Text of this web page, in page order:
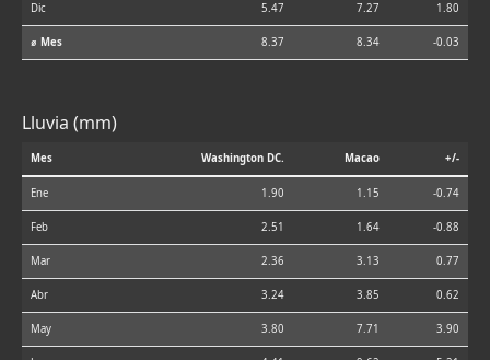
Dic 5.47 7.27 1.80
⌀ Mes 8.37 8.34 -0.03
Lluvia (mm)
Mes Washington DC. Macao +/-
Ene 1.90 1.15 -0.74
Feb 2.51 1.64 -0.88
Mar 2.36 3.13 0.77
Abr 3.24 3.85 0.62
May 3.80 7.71 3.90